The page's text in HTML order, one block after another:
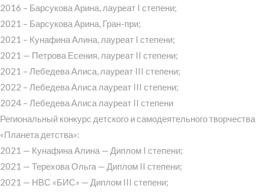
2016 – Барсукова Арина, лауреат I степени;
2021 – Барсукова Арина, Гран-при;
2021 – Кунафина Алина, лауреат I степени;
2021 — Петрова Есения, лауреат II степени;
2021 – Лебедева Алиса, лауреат III степени;
2022 – Лебедева Алиса лауреат III степени;
2024 – Лебедева Алиса лауреат II степени
Региональный конкурс детского и самодеятельного творчества
«Планета детства»:
2021 — Кунафина Алина — Диплом I степени;
2021 — Терехова Ольга — Диплом II степени;
2021 — НВС «БИС» — Диплом III степени;